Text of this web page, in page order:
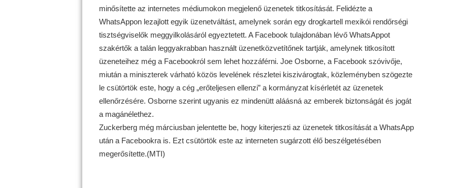
minősítette az internetes médiumokon megjelenő üzenetek titkosítását. Felidézte a
WhatsAppon lezajlott egyik üzenetváltást, amelynek során egy drogkartell mexikói rendőrségi
tisztségviselők meggyilkolásáról egyeztetett. A Facebook tulajdonában lévő WhatsAppot
szakértők a talán leggyakrabban használt üzenetközvetítőnek tartják, amelynek titkosított
üzeneteihez még a Facebookról sem lehet hozzáférni. Joe Osborne, a Facebook szóvivője,
miután a miniszterek várható közös levelének részletei kiszivárogtak, közleményben szögezte
le csütörtök este, hogy a cég „erőteljesen ellenzi” a kormányzat kísérletét az üzenetek
ellenőrzésére. Osborne szerint ugyanis ez mindenütt aláásná az emberek biztonságát és jogát
a magánélethez.
Zuckerberg még márciusban jelentette be, hogy kiterjeszti az üzenetek titkosítását a WhatsApp
után a Facebookra is. Ezt csütörtök este az interneten sugárzott élő beszélgetésében
megerősítette.(MTI)